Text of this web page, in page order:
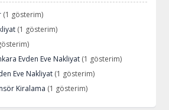
(1 gösterim)
(1 gösterim)
Evden Eve Nakliyat (1 gösterim)
Eve Nakliyat (1 gösterim)
Kiralama (1 gösterim)